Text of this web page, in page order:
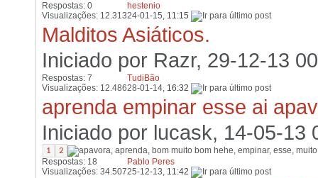
Respostas: 0
Visualizações: 12.313
hestenio
24-01-15, 11:15
Malditos Asiáticos.
Iniciado por Razr, 29-12-13
Respostas: 7
Visualizações: 12.486
TudiBão
28-01-14, 16:32
aprenda empinar esse ai
Iniciado por lucask, 14-05-13
1 2
Respostas: 18
Visualizações: 34.507
Pablo Peres
25-12-13, 11:42